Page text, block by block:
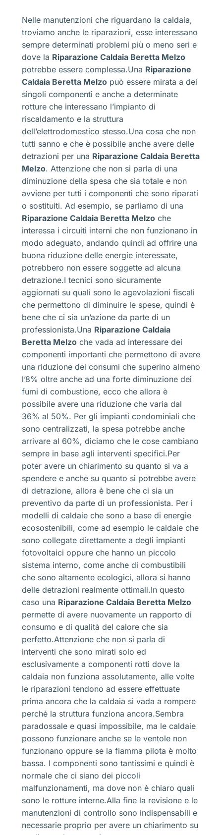
Nelle manutenzioni che riguardano la caldaia,
troviamo anche le riparazioni, esse interessano
sempre determinati problemi più o meno seri e
dove la Riparazione Caldaia Beretta Melzo
potrebbe essere complessa.Una Riparazione
Caldaia Beretta Melzo può essere mirata a dei
singoli componenti e anche a determinate
rotture che interessano l’impianto di
riscaldamento e la struttura
dell’elettrodomestico stesso.Una cosa che non
tutti sanno e che è possibile anche avere delle
detrazioni per una Riparazione Caldaia Beretta
Melzo. Attenzione che non si parla di una
diminuzione della spesa che sia totale e non
avviene per tutti i componenti che sono riparati
o sostituiti. Ad esempio, se parliamo di una
Riparazione Caldaia Beretta Melzo che
interessa i circuiti interni che non funzionano in
modo adeguato, andando quindi ad offrire una
buona riduzione delle energie interessate,
potrebbero non essere soggette ad alcuna
detrazione.I tecnici sono sicuramente
aggiornati su quali sono le agevolazioni fiscali
che permettono di diminuire le spese, quindi è
bene che ci sia un’azione da parte di un
professionista.Una Riparazione Caldaia
Beretta Melzo che vada ad interessare dei
componenti importanti che permettono di avere
una riduzione dei consumi che superino almeno
l’8% oltre anche ad una forte diminuzione dei
fumi di combustione, ecco che allora è
possibile avere una riduzione che varia dal
36% al 50%. Per gli impianti condominiali che
sono centralizzati, la spesa potrebbe anche
arrivare al 60%, diciamo che le cose cambiano
sempre in base agli interventi specifici.Per
poter avere un chiarimento su quanto si va a
spendere e anche su quanto si potrebbe avere
di detrazione, allora è bene che ci sia un
preventivo da parte di un professionista. Per i
modelli di caldaie che sono a base di energie
ecosostenibili, come ad esempio le caldaie che
sono collegate direttamente a degli impianti
fotovoltaici oppure che hanno un piccolo
sistema interno, come anche di combustibili
che sono altamente ecologici, allora si hanno
delle detrazioni realmente ottimali.In questo
caso una Riparazione Caldaia Beretta Melzo
permette di avere nuovamente un rapporto di
consumo e di qualità del calore che sia
perfetto.Attenzione che non si parla di
interventi che sono mirati solo ed
esclusivamente a componenti rotti dove la
caldaia non funziona assolutamente, alle volte
le riparazioni tendono ad essere effettuate
prima ancora che la caldaia si vada a rompere
perché la struttura funziona ancora.Sembra
paradossale e quasi impossibile, ma le caldaie
possono funzionare anche se le ventole non
funzionano oppure se la fiamma pilota è molto
bassa. I componenti sono tantissimi e quindi è
normale che ci siano dei piccoli
malfunzionamenti, ma dove non è chiaro quali
sono le rotture interne.Alla fine la revisione e le
manutenzioni di controllo sono indispensabili e
necessarie proprio per avere un chiarimento su